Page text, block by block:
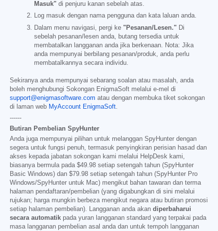
Masuk" di penjuru kanan sebelah atas.
Log masuk dengan nama pengguna dan kata laluan anda.
Dalam menu navigasi, pergi ke "Pesanan/Lesen." Di
sebelah pesanan/lesen anda, butang tersedia untuk
membatalkan langganan anda jika berkenaan. Nota: Jika
anda mempunyai berbilang pesanan/produk, anda perlu
membatalkannya secara individu.
Sekiranya anda mempunyai sebarang soalan atau masalah, anda
boleh menghubungi Sokongan EnigmaSoft melalui e-mel di
support@enigmasoftware.com atau dengan membuka tiket sokongan
di laman web MyAccount EnigmaSoft
------
Butiran Pembelian SpyHunter
Anda juga mempunyai pilihan untuk melanggan SpyHunter dengan
segera untuk fungsi penuh, termasuk penyingkiran perisian hasad dan
akses kepada jabatan sokongan kami melalui HelpDesk kami,
biasanya bermula pada $49.98 setiap setengah tahun (SpyHunter
Basic Windows) dan $79.98 setiap setengah tahun (SpyHunter Pro
Windows/SpyHunter untuk Mac) mengikut bahan tawaran dan terma
halaman pendaftaran/pembelian (yang digabungkan di sini melalui
rujukan; harga mungkin berbeza mengikut negara atau butiran promosi
setiap halaman pembelian). Langganan anda akan diperbaharui
secara automatik pada yuran langganan standard yang terpakai pada
masa langganan pembelian asal anda dan untuk tempoh langganan